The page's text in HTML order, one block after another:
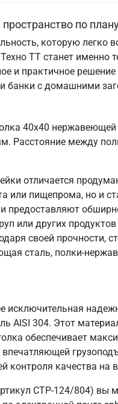
по
которую
ТТ станет
и практичное
банки с домашними
40х40
Расстояние между
отличается
или пищепрома, но и
или других
своей прочности,
сталь, полки-
исключительная
304. Этот
обеспечивает
впечатляющей
контроля качества на
СТР-124/804)